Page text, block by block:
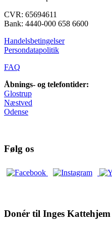
CVR: 65694611
Bank: 4440-000 658 6600
Handelsbetingelser
Persondatapolitik
FAQ
Åbnings- og telefontider:
Glostrup
Næstved
Odense
Følg os
Donér til Inges Kattehjem